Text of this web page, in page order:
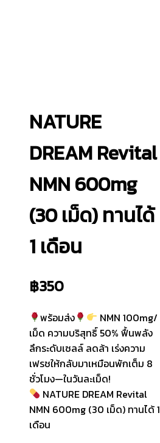
NATURE
DREAM Revital
NMN 600mg
(30 เม็ด) ทานได้
1 เดือน
฿350
พร้อมส่ง
NMN 100mg/
เม็ด ความบริสุทธิ์ 50% ฟื้นพลัง
ลึกระดับเซลล์ ลดล้า เร่งความ
เฟรชให้กลับมาเหมือนพักเต็ม 8
ชั่วโมง—ในวันละเม็ด!
NATURE DREAM Revital
NMN 600mg (30 เม็ด) ทานได้ 1
เดือน